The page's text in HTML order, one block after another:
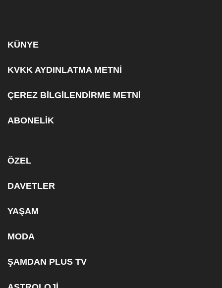
KÜNYE
KVKK AYDINLATMA METNİ
ÇEREZ BİLGİLENDİRME METNİ
ABONELİK
ÖZEL
DAVETLER
YAŞAM
MODA
ŞAMDAN PLUS TV